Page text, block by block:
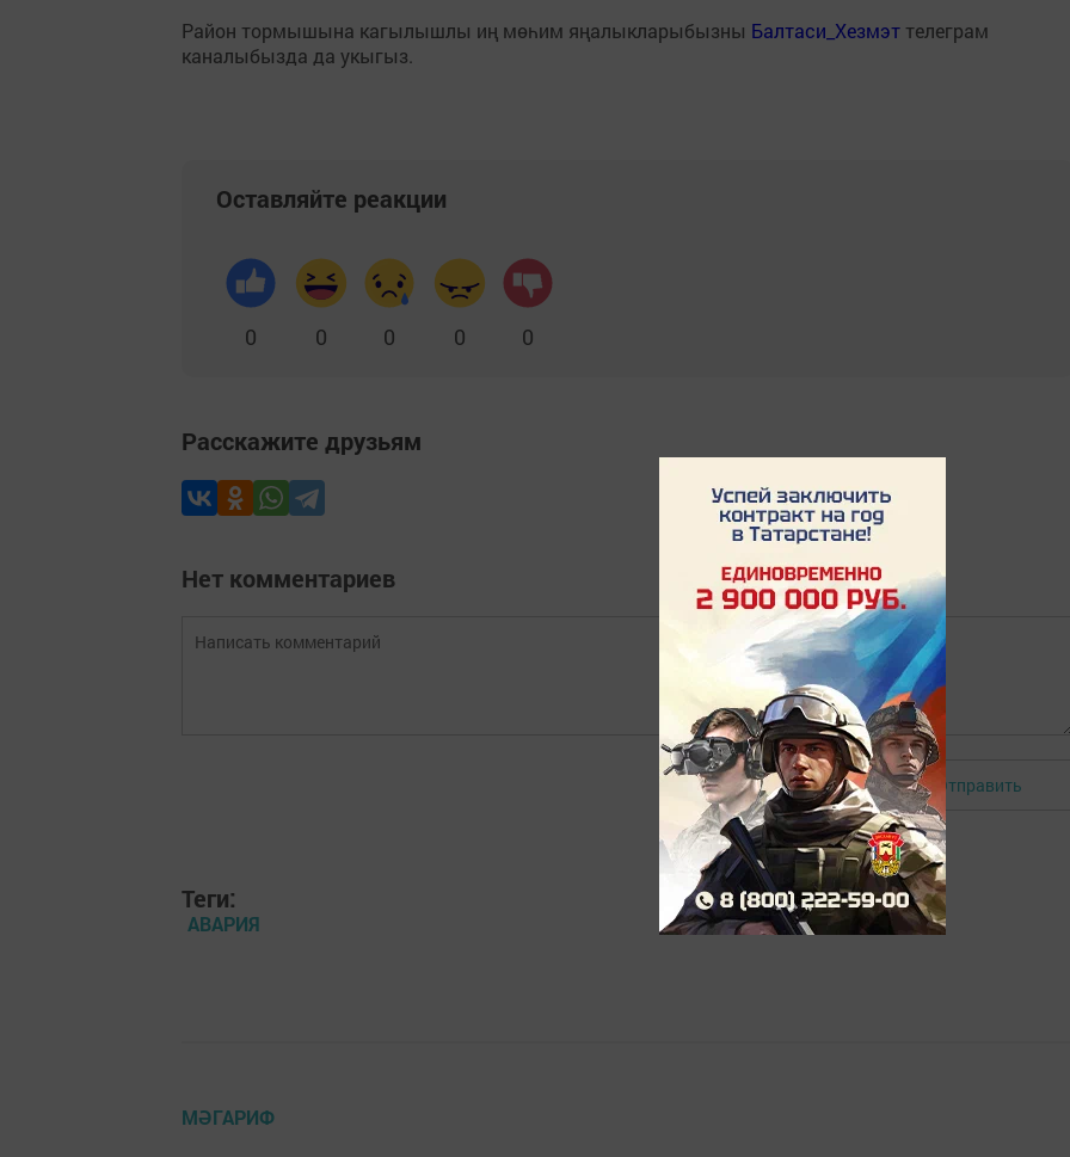
Район тормышына кагылышлы иң мөһим яңалыкларыбызны Балтаси_Хезмэт телеграм
каналыбызда да укыгыз.
Оставляйте реакции
0 0 0 0 0
Расскажите друзьям
Нет комментариев
Авторизоваться Отправить
Теги:
АВАРИЯ
МӘГАРИФ